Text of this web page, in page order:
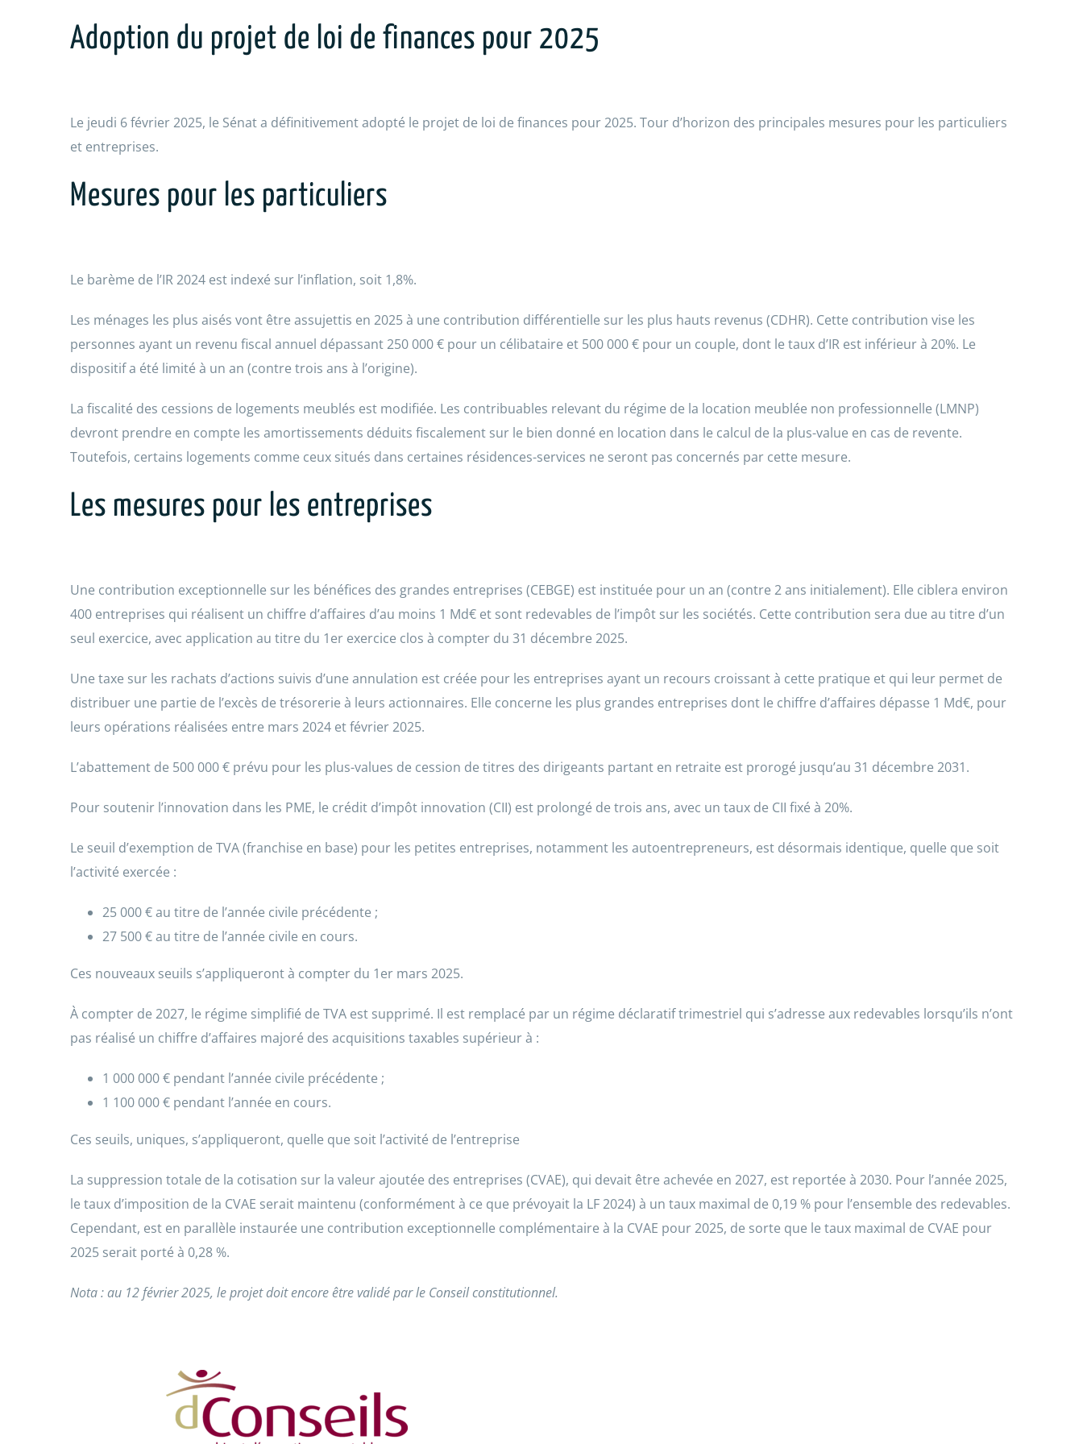
Adoption du projet de loi de finances pour 2025
Le jeudi 6 février 2025, le Sénat a définitivement adopté le projet de loi de finances pour 2025. Tour d’horizon des principales mesures pour les particuliers
et entreprises.
Mesures pour les particuliers
Le barème de l’IR 2024 est indexé sur l’inflation, soit 1,8%.
Les ménages les plus aisés vont être assujettis en 2025 à une contribution différentielle sur les plus hauts revenus (CDHR). Cette contribution vise les
personnes ayant un revenu fiscal annuel dépassant 250 000 € pour un célibataire et 500 000 € pour un couple, dont le taux d’IR est inférieur à 20%. Le
dispositif a été limité à un an (contre trois ans à l’origine).
La fiscalité des cessions de logements meublés est modifiée. Les contribuables relevant du régime de la location meublée non professionnelle (LMNP)
devront prendre en compte les amortissements déduits fiscalement sur le bien donné en location dans le calcul de la plus-value en cas de revente.
Toutefois, certains logements comme ceux situés dans certaines résidences-services ne seront pas concernés par cette mesure.
Les mesures pour les entreprises
Une contribution exceptionnelle sur les bénéfices des grandes entreprises (CEBGE) est instituée pour un an (contre 2 ans initialement). Elle ciblera environ
400 entreprises qui réalisent un chiffre d’affaires d’au moins 1 Md€ et sont redevables de l’impôt sur les sociétés. Cette contribution sera due au titre d’un
seul exercice, avec application au titre du 1er exercice clos à compter du 31 décembre 2025.
Une taxe sur les rachats d’actions suivis d’une annulation est créée pour les entreprises ayant un recours croissant à cette pratique et qui leur permet de
distribuer une partie de l’excès de trésorerie à leurs actionnaires. Elle concerne les plus grandes entreprises dont le chiffre d’affaires dépasse 1 Md€, pour
leurs opérations réalisées entre mars 2024 et février 2025.
L’abattement de 500 000 € prévu pour les plus-values de cession de titres des dirigeants partant en retraite est prorogé jusqu’au 31 décembre 2031.
Pour soutenir l’innovation dans les PME, le crédit d’impôt innovation (CII) est prolongé de trois ans, avec un taux de CII fixé à 20%.
Le seuil d’exemption de TVA (franchise en base) pour les petites entreprises, notamment les autoentrepreneurs, est désormais identique, quelle que soit
l’activité exercée :
25 000 € au titre de l’année civile précédente ;
27 500 € au titre de l’année civile en cours.
Ces nouveaux seuils s’appliqueront à compter du 1er mars 2025.
À compter de 2027, le régime simplifié de TVA est supprimé. Il est remplacé par un régime déclaratif trimestriel qui s’adresse aux redevables lorsqu’ils n’ont
pas réalisé un chiffre d’affaires majoré des acquisitions taxables supérieur à :
1 000 000 € pendant l’année civile précédente ;
1 100 000 € pendant l’année en cours.
Ces seuils, uniques, s’appliqueront, quelle que soit l’activité de l’entreprise
La suppression totale de la cotisation sur la valeur ajoutée des entreprises (CVAE), qui devait être achevée en 2027, est reportée à 2030. Pour l’année 2025,
le taux d’imposition de la CVAE serait maintenu (conformément à ce que prévoyait la LF 2024) à un taux maximal de 0,19 % pour l’ensemble des redevables.
Cependant, est en parallèle instaurée une contribution exceptionnelle complémentaire à la CVAE pour 2025, de sorte que le taux maximal de CVAE pour
2025 serait porté à 0,28 %.
Nota : au 12 février 2025, le projet doit encore être validé par le Conseil constitutionnel.